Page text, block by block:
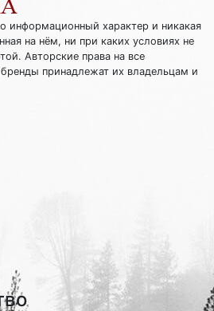
информационный характер и никакая
на нём, ни при каких условиях не
Авторские права на все
бренды принадлежат их владельцам и